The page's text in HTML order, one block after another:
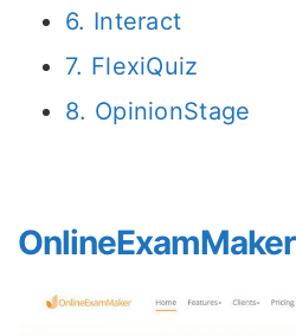
6. Interact
7. FlexiQuiz
8. OpinionStage
OnlineExamMaker